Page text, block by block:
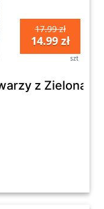
17.99 zł
14.99 zł
szt
z Zieloną